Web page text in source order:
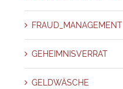
FRAUD_MANAGEMENT
GEHEIMNISVERRAT
GELDWÄSCHE